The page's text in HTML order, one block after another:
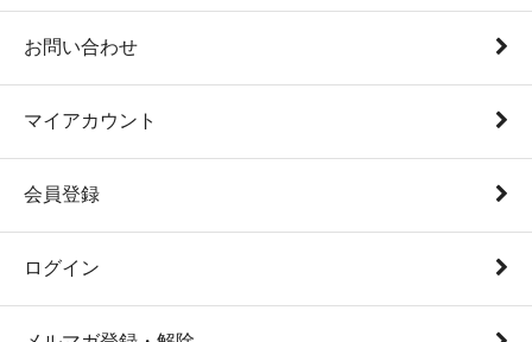
お問い合わせ
マイアカウント
会員登録
ログイン